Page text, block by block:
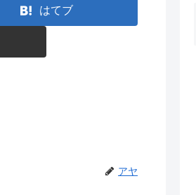
はてブ
アヤ